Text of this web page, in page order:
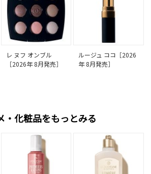
レ ヌフ オンブル
［2026年 8月発売］
ルージュ ココ［2026
年 8月発売］
・化粧品をもっとみる